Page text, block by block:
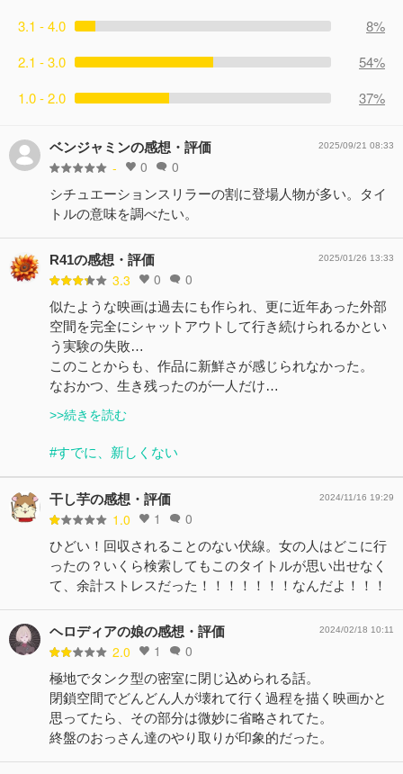
3.1 - 4.0
8%
2.1 - 3.0
54%
1.0 - 2.0
37%
ベンジャミンの感想・評価
- 0 0
2025/09/21 08:33
シチュエーションスリラーの割に登場人物が多い。タイ
トルの意味を調べたい。
R41の感想・評価
3.3 0 0
2025/01/26 13:33
似たような映画は過去にも作られ、更に近年あった外部
空間を完全にシャットアウトして行き続けられるかとい
う実験の失敗…
このことからも、作品に新鮮さが感じられなかった。
なおかつ、生き残ったのが一人だけ…
>>続きを読む
#すでに、新しくない
干し芋の感想・評価
1.0 1 0
2024/11/16 19:29
ひどい！回収されることのない伏線。女の人はどこに行
ったの？いくら検索してもこのタイトルが思い出せなく
て、余計ストレスだった！！！！！！！なんだよ！！！
ヘロディアの娘の感想・評価
2.0 1 0
2024/02/18 10:11
極地でタンク型の密室に閉じ込められる話。
閉鎖空間でどんどん人が壊れて行く過程を描く映画かと
思ってたら、その部分は微妙に省略されてた。
終盤のおっさん達のやり取りが印象的だった。